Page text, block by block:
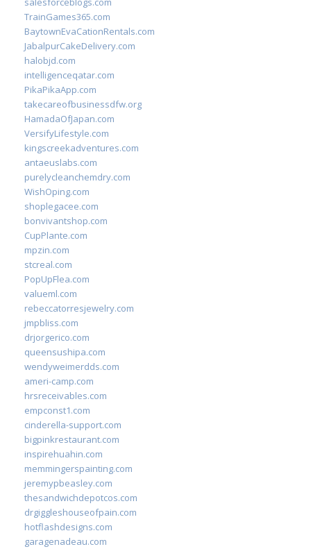
TrainGames365.com
BaytownEvaCationRentals.com
JabalpurCakeDelivery.com
halobjd.com
intelligenceqatar.com
PikaPikaApp.com
takecareofbusinessdfw.org
HamadaOfJapan.com
VersifyLifestyle.com
kingscreekadventures.com
antaeuslabs.com
purelycleanchemdry.com
WishOping.com
shoplegacee.com
bonvivantshop.com
CupPlante.com
mpzin.com
stcreal.com
PopUpFlea.com
valueml.com
rebeccatorresjewelry.com
jmpbliss.com
drjorgerico.com
queensushipa.com
wendyweimerdds.com
ameri-camp.com
hrsreceivables.com
empconst1.com
cinderella-support.com
bigpinkrestaurant.com
inspirehuahin.com
memmingerspainting.com
jeremypbeasley.com
thesandwichdepotcos.com
drgiggleshouseofpain.com
hotflashdesigns.com
garagenadeau.com